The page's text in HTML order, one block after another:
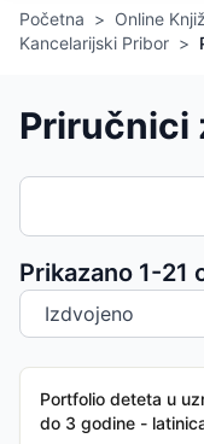
Početna > Online
Kancelarijski Pribor >
Priručnici
Prikazano 1-21
Sortiranje
Portfolio deteta u
do 3 godine -